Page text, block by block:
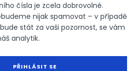
čísla je zcela dobrovolné.
nijak spamovat – v případě
stát za vaši pozornost, se vám
analytik.